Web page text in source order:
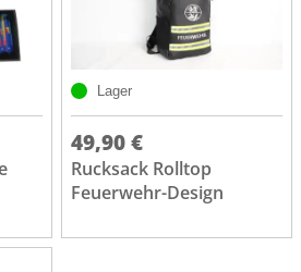
Lager
49,90 €
Rucksack Rolltop
Feuerwehr-Design